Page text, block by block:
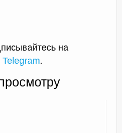
на
Telegram.